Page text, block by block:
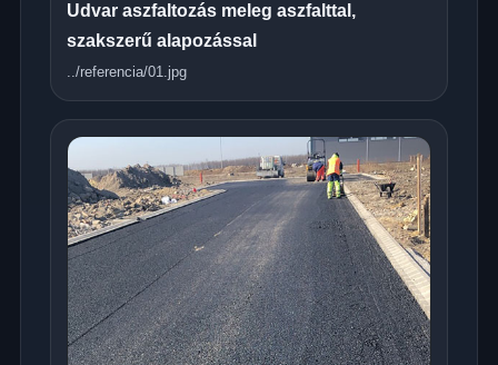
Udvar aszfaltozás meleg aszfalttal,
szakszerű alapozással
../referencia/01.jpg